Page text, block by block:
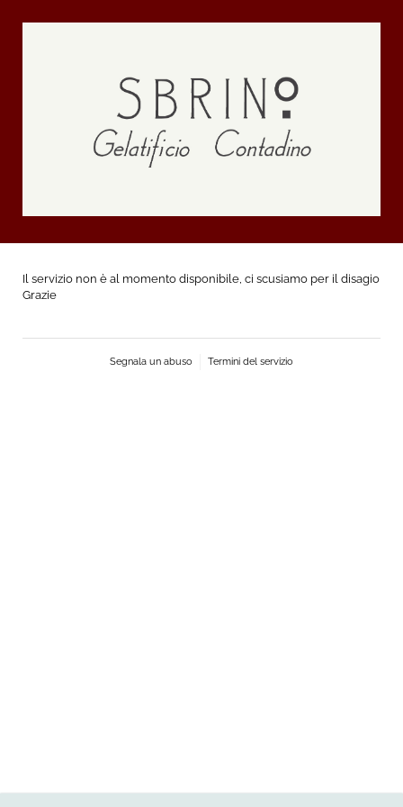
Il servizio non è al momento disponibile, ci scusiamo per il disagio
Grazie
Segnala un abuso Termini del servizio